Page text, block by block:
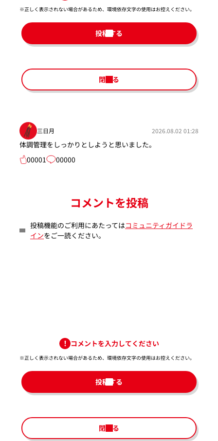
※正しく表示されない場合があるため、環境依存文字の使用はお控えください。​
投稿する
閉じる
三日月 2026.08.02 01:28
体調管理をしっかりとしようと思いました。
00001
00000
コメントを投稿
投稿機能のご利用にあたってはコミュニティガイドラ
インをご一読ください。
コメントを入力してください
※正しく表示されない場合があるため、環境依存文字の使用はお控えください。​
投稿する
閉じる